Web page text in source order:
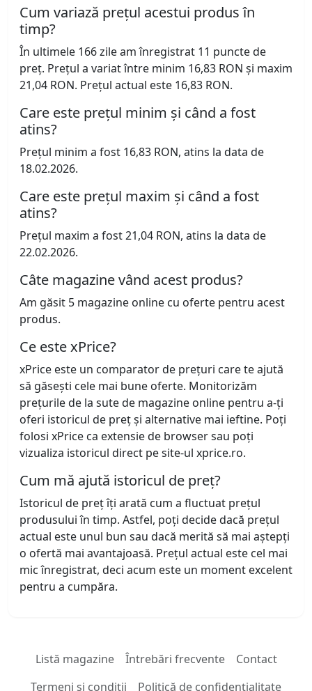
Cum variază prețul acestui produs în
timp?
În ultimele 166 zile am înregistrat 11 puncte de
preț. Prețul a variat între minim 16,83 RON și maxim
21,04 RON. Prețul actual este 16,83 RON.
Care este prețul minim și când a fost
atins?
Prețul minim a fost 16,83 RON, atins la data de
18.02.2026.
Care este prețul maxim și când a fost
atins?
Prețul maxim a fost 21,04 RON, atins la data de
22.02.2026.
Câte magazine vând acest produs?
Am găsit 5 magazine online cu oferte pentru acest
produs.
Ce este xPrice?
xPrice este un comparator de prețuri care te ajută
să găsești cele mai bune oferte. Monitorizăm
prețurile de la sute de magazine online pentru a-ți
oferi istoricul de preț și alternative mai ieftine. Poți
folosi xPrice ca extensie de browser sau poți
vizualiza istoricul direct pe site-ul xprice.ro.
Cum mă ajută istoricul de preț?
Istoricul de preț îți arată cum a fluctuat prețul
produsului în timp. Astfel, poți decide dacă prețul
actual este unul bun sau dacă merită să mai aștepți
o ofertă mai avantajoasă. Prețul actual este cel mai
mic înregistrat, deci acum este un moment excelent
pentru a cumpăra.
Listă magazine Întrebări frecvente
Contact
Termeni și condiții
Politică de confidențialitate